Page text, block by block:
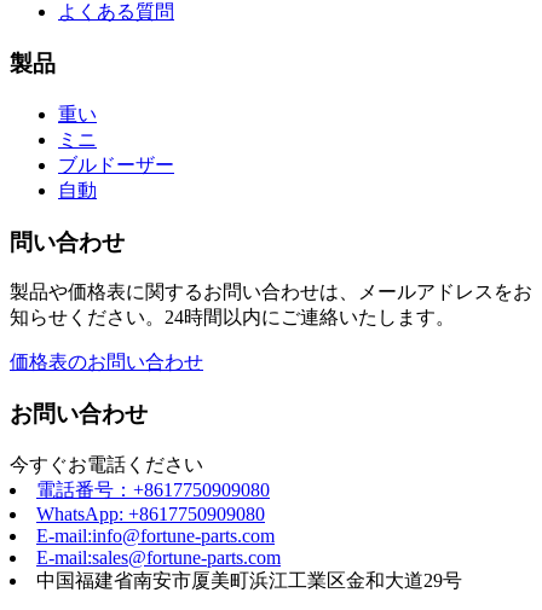
よくある質問
製品
重い
ミニ
ブルドーザー
自動
問い合わせ
製品や価格表に関するお問い合わせは、メールアドレスをお
知らせください。24時間以内にご連絡いたします。
価格表のお問い合わせ
お問い合わせ
今すぐお電話ください
電話番号：+8617750909080
WhatsApp: +8617750909080
E-mail:info@fortune-parts.com
E-mail:sales@fortune-parts.com
中国福建省南安市厦美町浜江工業区金和大道29号